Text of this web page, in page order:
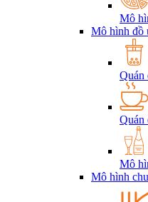
Mô
Mô hình đồ
Quán
Quán
Mô
Mô hình